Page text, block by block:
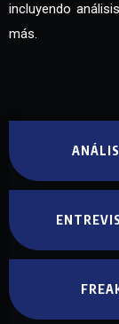
incluyendo
más.